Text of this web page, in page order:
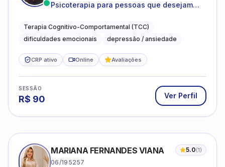
Psicoterapia para pessoas que desejam
dificuldades do dia a dia
Terapia Cognitivo-Comportamental (TCC)
dificuldades emocionais
depressão / ansiedade
CRP ativo Online Avaliações
SESSÃO
R$ 90 Ver Perfil
MARIANA FERNANDES VIANA 5.0(1)
06/195257